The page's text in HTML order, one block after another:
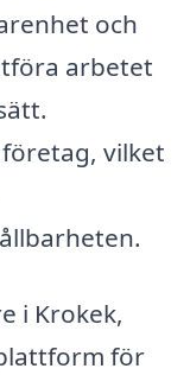
och
arbetet
vilket
i Krokek,
för